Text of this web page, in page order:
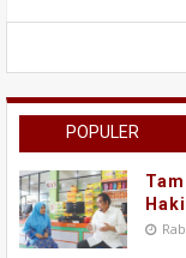
POPULER